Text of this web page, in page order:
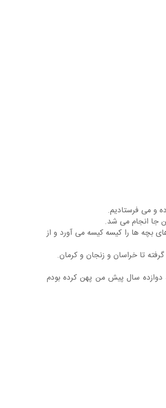
جا انجام می شد.
بچه ها را کیسه کیسه می آورد و از
تا خراسان و زنجان و کرمان.
دوازده سال پیش من پهن کرده بودم